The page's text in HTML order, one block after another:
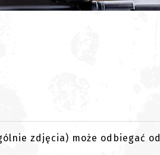
zdjęcia) może odbiegać od